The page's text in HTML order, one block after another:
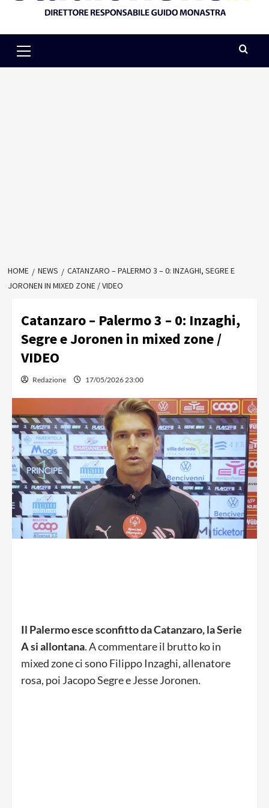
Menu
HOME NEWS
CATANZARO – PALERMO 3 – 0: INZAGHI, SEGRE E
JORONEN IN MIXED ZONE / VIDEO
Catanzaro – Palermo 3 – 0: Inzaghi,
Segre e Joronen in mixed zone /
VIDEO
Redazione 17/05/2026 23:00
Il Palermo esce sconfitto da Catanzaro, la Serie
A si allontana. A commentare il brutto ko in
mixed zone ci sono Filippo Inzaghi, allenatore
rosa, poi Jacopo Segre e Jesse Joronen.